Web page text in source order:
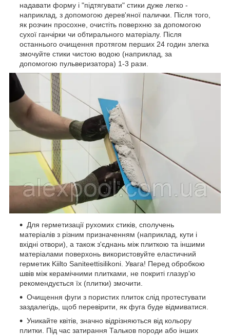
надавати форму і "підтягувати" стики дуже легко -
наприклад, з допомогою дерев'яної палички. Після того,
як розчин просохне, очистіть поверхню за допомогою
сухої ганчірки чи обтирального матеріалу. Після
останнього очищення протягом перших 24 годин злегка
змочуйте стики чистою водою (наприклад, за
допомогою пульверизатора) 1-3 рази.
Для герметизації рухомих стиків, сполучень
матеріалів з різним призначенням (наприклад, кути і
вхідні отвори), а також з'єднань між плиткою та іншими
матеріалами поверхонь використовуйте еластичний
герметик Kiilto Saniteettisilikoni. Увага! Перед обробкою
швів між керамічними плитками, не покриті глазур'ю
рекомендується їх (плитки) змочити.
Очищення фуги з пористих плиток слід протестувати
заздалегідь, щоб перевірити, як фуга буде відмиватися.
Уникайте квітів, значно відрізняються від кольору
плитки. Під час затирання Тальков породи або інших